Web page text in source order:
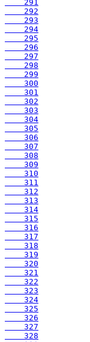
    291
    292
    293
    294
    295
    296
    297
    298
    299
    300
    301
    302
    303
    304
    305
    306
    307
    308
    309
    310
    311
    312
    313
    314
    315
    316
    317
    318
    319
    320
    321
    322
    323
    324
    325
    326
    327
    328